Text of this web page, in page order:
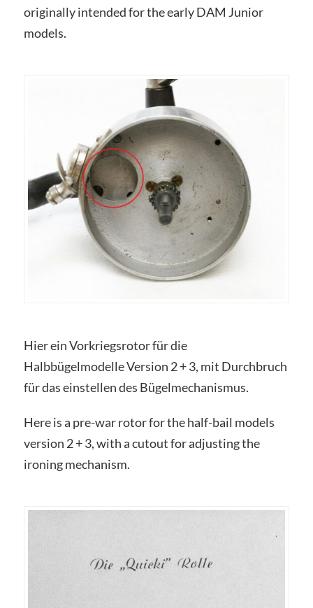
originally intended for the early DAM Junior
models.
Hier ein Vorkriegsrotor für die
Halbbügelmodelle Version 2 + 3, mit Durchbruch
für das einstellen des Bügelmechanismus.
Here is a pre-war rotor for the half-bail models
version 2 + 3, with a cutout for adjusting the
ironing mechanism.